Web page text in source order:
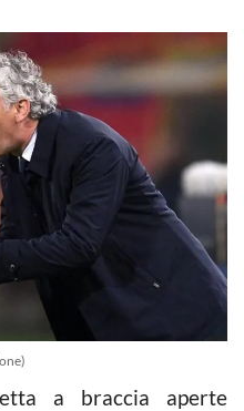
a braccia aperte